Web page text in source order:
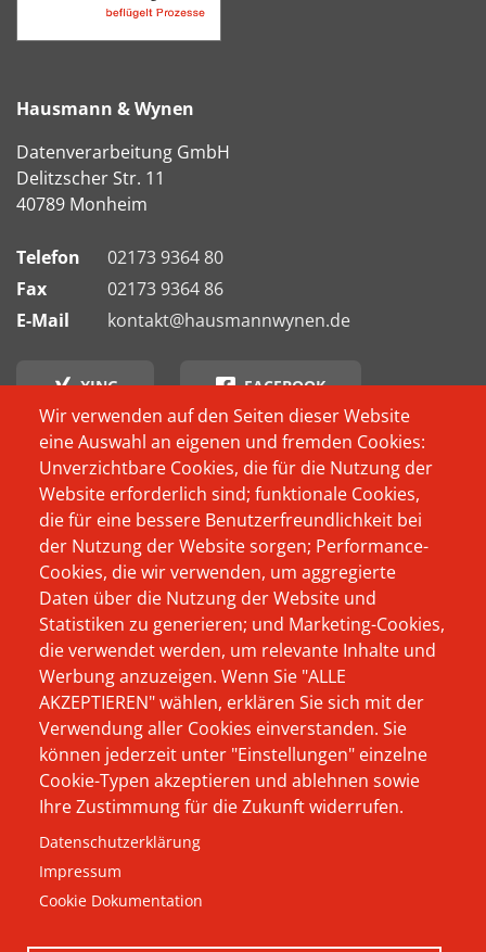
Wir verwenden auf den Seiten dieser Website
eine Auswahl an eigenen und fremden Cookies:
Unverzichtbare Cookies, die für die Nutzung der
Website erforderlich sind; funktionale Cookies,
die für eine bessere Benutzerfreundlichkeit bei
der Nutzung der Website sorgen; Performance-
Cookies, die wir verwenden, um aggregierte
Daten über die Nutzung der Website und
Statistiken zu generieren; und Marketing-Cookies,
die verwendet werden, um relevante Inhalte und
Werbung anzuzeigen. Wenn Sie "ALLE
AKZEPTIEREN" wählen, erklären Sie sich mit der
Verwendung aller Cookies einverstanden. Sie
können jederzeit unter "Einstellungen" einzelne
Cookie-Typen akzeptieren und ablehnen sowie
Ihre Zustimmung für die Zukunft widerrufen.
Datenschutzerklärung
Impressum
Cookie Dokumentation
Hausmann & Wynen
Datenverarbeitung GmbH
Delitzscher Str. 11
40789 Monheim
Telefon
02173 9364 80
Fax
02173 9364 86
E-Mail
kontakt@hausmannwynen.de
XING FACEBOOK
INSTAGRAM
Footer
Menü
Produkte
Das Unternehmen
Beratung
Aktuelles
Karriere
Kontakt
Impressum
Datenschutz
AGB
Wer schon immer
wissen wollte, wer
oder was sich
eigentlich hinter
Hausmann Wynen
verbirgt, und warum
wir als Softwarehaus
von und für Elektro-
und
Haustechnikbetriebe